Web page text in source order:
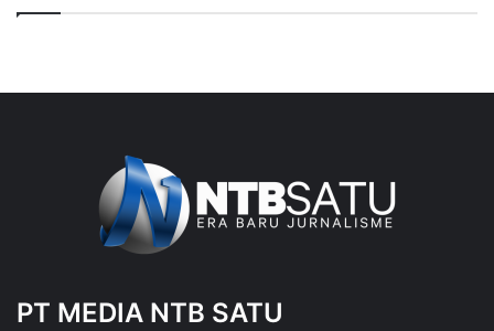
PT MEDIA NTB SATU